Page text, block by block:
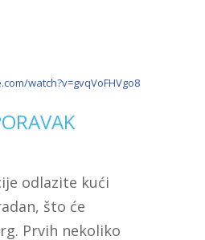
watch?v=gvqVoFHVgo8
odlazite kući
što će
Prvih nekoliko